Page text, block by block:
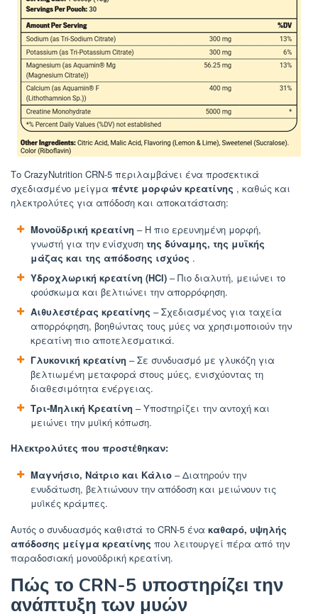
Το CrazyNutrition CRN-5 περιλαμβάνει ένα προσεκτικά
σχεδιασμένο μείγμα πέντε μορφών κρεατίνης , καθώς και
ηλεκτρολύτες για απόδοση και αποκατάσταση:
Μονοϋδρική κρεατίνη – Η πιο ερευνημένη μορφή,
γνωστή για την ενίσχυση της δύναμης, της μυϊκής
μάζας και της απόδοσης ισχύος .
Υδροχλωρική κρεατίνη (HCl) – Πιο διαλυτή, μειώνει το
φούσκωμα και βελτιώνει την απορρόφηση.
Αιθυλεστέρας κρεατίνης – Σχεδιασμένος για ταχεία
απορρόφηση, βοηθώντας τους μύες να χρησιμοποιούν την
κρεατίνη πιο αποτελεσματικά.
Γλυκονική κρεατίνη – Σε συνδυασμό με γλυκόζη για
βελτιωμένη μεταφορά στους μύες, ενισχύοντας τη
διαθεσιμότητα ενέργειας.
Τρι-Μηλική Κρεατίνη – Υποστηρίζει την αντοχή και
μειώνει την μυϊκή κόπωση.
Ηλεκτρολύτες που προστέθηκαν:
Μαγνήσιο, Νάτριο και Κάλιο – Διατηρούν την
ενυδάτωση, βελτιώνουν την απόδοση και μειώνουν τις
μυϊκές κράμπες.
Αυτός ο συνδυασμός καθιστά το CRN-5 ένα καθαρό, υψηλής
απόδοσης μείγμα κρεατίνης που λειτουργεί πέρα από την
παραδοσιακή μονοϋδρική κρεατίνη.
Πώς το CRN-5 υποστηρίζει την
ανάπτυξη των μυών